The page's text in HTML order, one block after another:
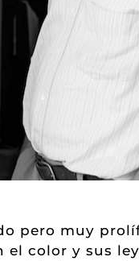
pero muy
color y sus